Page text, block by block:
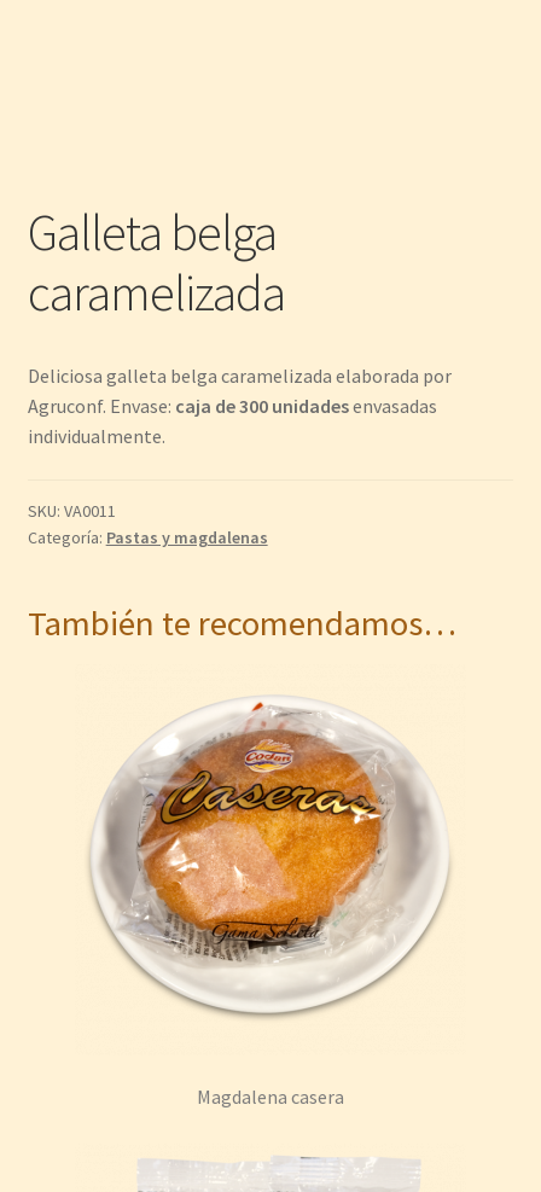
Galleta belga
caramelizada
Deliciosa galleta belga caramelizada elaborada por
Agruconf. Envase: caja de 300 unidadesenvasadas
individualmente.
SKU: VA0011
Categoría: Pastas y magdalenas
También te recomendamos…
Magdalena casera